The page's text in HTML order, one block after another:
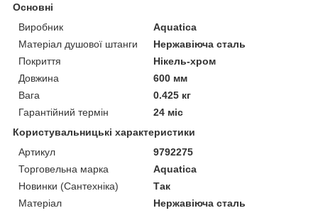
Основні
Виробник
Aquatica
Матеріал душової штанги
Нержавіюча сталь
Покриття
Нікель-хром
Довжина
600 мм
Вага
0.425 кг
Гарантійний термін
24 міс
Користувальницькі характеристики
Артикул
9792275
Торговельна марка
Aquatica
Новинки (Сантехніка)
Так
Матеріал
Нержавіюча сталь